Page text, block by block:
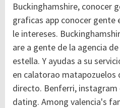
Buckinghamshire, conocer
graficas app conocer gente
le intereses.
are a gente de la agencia
estella. Y ayudas a su
en calatorao matapozuelos
directo. Benferri, instagram
dating. Among valencia's